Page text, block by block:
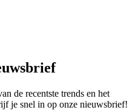
de recentste trends en het
je snel in op onze nieuwsbrief!